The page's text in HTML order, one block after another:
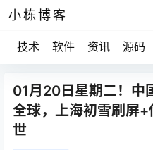
小栋博客
技术 软件 资讯 源码
01月20日星期二！中
全球，上海初雪刷屏
世